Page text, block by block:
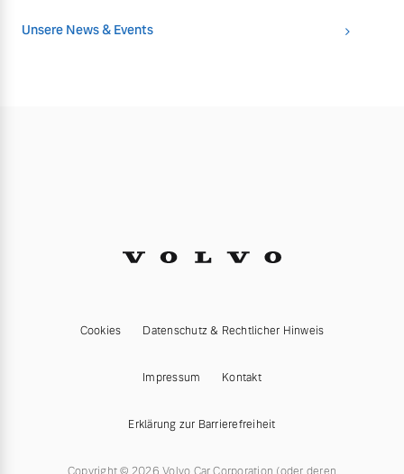
Unsere News & Events
Cookies Datenschutz & Rechtlicher Hinweis
Impressum Kontakt
Erklärung zur Barrierefreiheit